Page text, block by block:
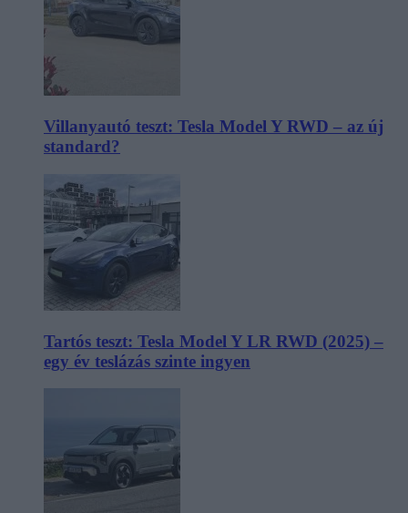
Villanyautó teszt: Tesla Model Y RWD – az új
standard?
Tartós teszt: Tesla Model Y LR RWD (2025) –
egy év teslázás szinte ingyen